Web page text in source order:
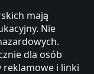
mają
Nie
dla osób
reklamowe i linki